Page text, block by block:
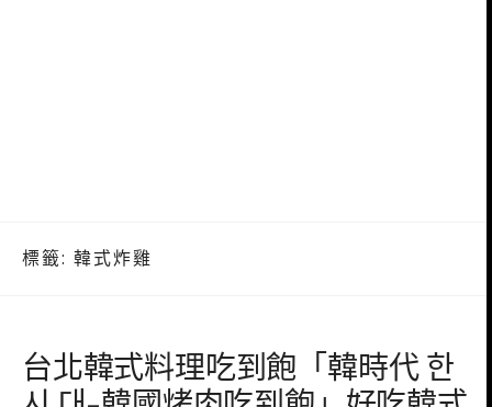
標籤: 韓式炸雞
台北韓式料理吃到飽「韓時代 한